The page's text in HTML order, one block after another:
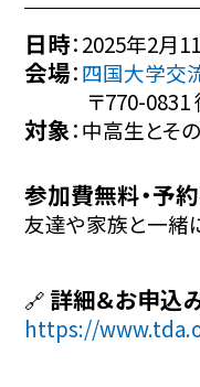
日時：2025年2月
会場：四国大学交
〒770-0831 徳
対象：中高生とそ
参加費無料・予
友達や家族と一緒
🔗 詳細＆お申込
https://